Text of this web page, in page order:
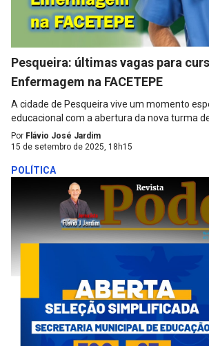
Pesqueira: últimas vagas para
Enfermagem na FACETEPE
A cidade de Pesqueira vive um momento
educacional com a abertura da nova turma
Por Flávio José Jardim
15 de setembro de 2025, 18h15
POLÍTICA